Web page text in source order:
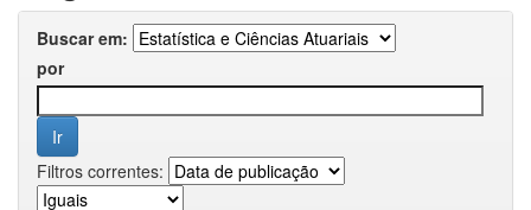
Buscar em:
por
Filtros correntes: